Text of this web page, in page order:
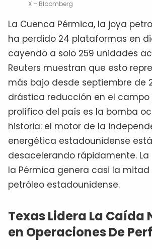
X – Bloomberg
La Cuenca Pérmica, la joya
ha perdido 24 plataformas en
cayendo a solo 259 unidades
Reuters muestran que esto
más bajo desde septiembre de
drástica reducción en el campo
prolífico del país es la bomba
historia: el motor de la
energética estadounidense está
desacelerando rápidamente.
la Pérmica genera casi la
petróleo estadounidense.
Texas Lidera La Caída
en Operaciones De